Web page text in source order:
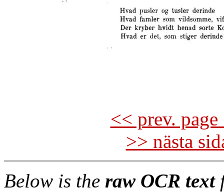
<< prev.
>> nästa
Below is the raw OCR text